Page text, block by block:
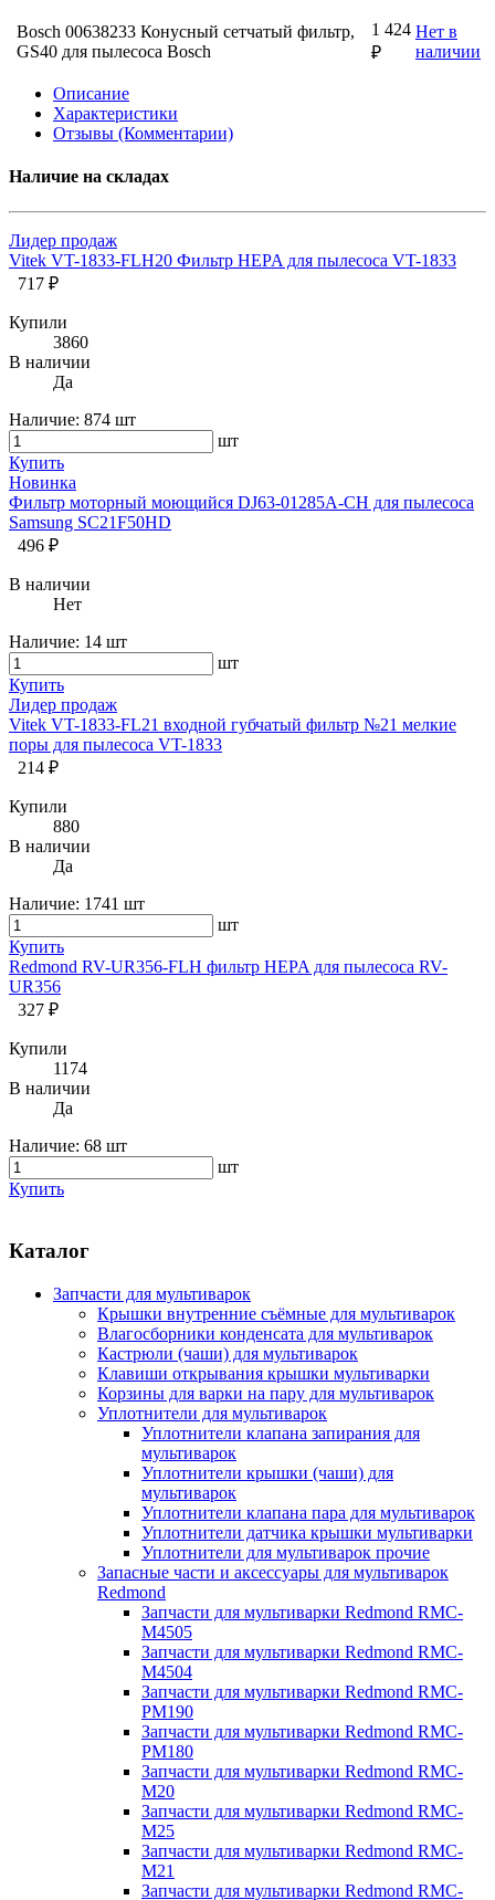
Bosch 00638233 Конусный сетчатый фильтр,
GS40 для пылесоса Bosch
1 424
₽
Нет в
наличии
Описание
Характеристики
Отзывы (Комментарии)
Наличие на складах
Лидер продаж
Vitek VT-1833-FLH20 Фильтр HEPA для пылесоса VT-1833
717 ₽
Купили
3860
В наличии
Да
Наличие: 874 шт
шт
Купить
Новинка
Фильтр моторный моющийся DJ63-01285A-CH для пылесоса
Samsung SC21F50HD
496 ₽
В наличии
Нет
Наличие: 14 шт
шт
Купить
Лидер продаж
Vitek VT-1833-FL21 входной губчатый фильтр №21 мелкие
поры для пылесоса VT-1833
214 ₽
Купили
880
В наличии
Да
Наличие: 1741 шт
шт
Купить
Redmond RV-UR356-FLH фильтр HEPA для пылесоса RV-
UR356
327 ₽
Купили
1174
В наличии
Да
Наличие: 68 шт
шт
Купить
Каталог
Запчасти для мультиварок
Крышки внутренние съёмные для мультиварок
Влагосборники конденсата для мультиварок
Кастрюли (чаши) для мультиварок
Клавиши открывания крышки мультиварки
Корзины для варки на пару для мультиварок
Уплотнители для мультиварок
Уплотнители клапана запирания для
мультиварок
Уплотнители крышки (чаши) для
мультиварок
Уплотнители клапана пара для мультиварок
Уплотнители датчика крышки мультиварки
Уплотнители для мультиварок прочие
Запасные части и аксессуары для мультиварок
Redmond
Запчасти для мультиварки Redmond RMC-
M4505
Запчасти для мультиварки Redmond RMC-
M4504
Запчасти для мультиварки Redmond RMC-
PM190
Запчасти для мультиварки Redmond RMC-
PM180
Запчасти для мультиварки Redmond RMC-
M20
Запчасти для мультиварки Redmond RMC-
M25
Запчасти для мультиварки Redmond RMC-
M21
Запчасти для мультиварки Redmond RMC-